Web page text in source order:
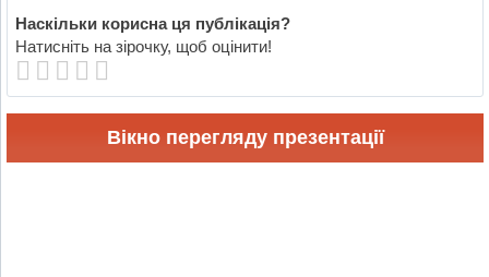
Наскільки корисна ця публікація?
Натисніть на зірочку, щоб оцінити!
Вікно перегляду презентації